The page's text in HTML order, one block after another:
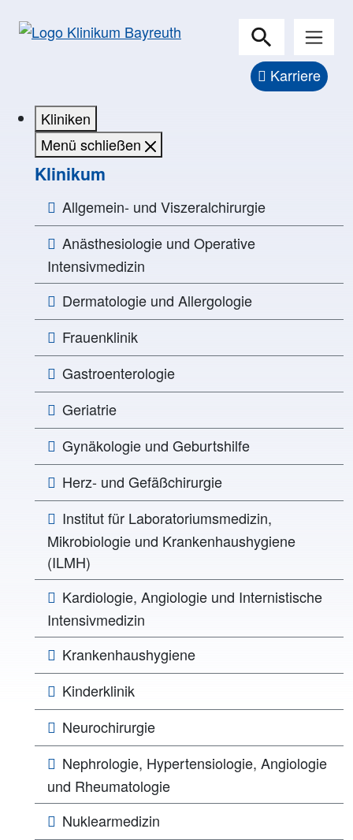
Karriere
Kliniken
Menü schließen
Klinikum
Allgemein- und Viszeralchirurgie
Anästhesiologie und Operative
Intensivmedizin
Dermatologie und Allergologie
Frauenklinik
Gastroenterologie
Geriatrie
Gynäkologie und Geburtshilfe
Herz- und Gefäßchirurgie
Institut für Laboratoriumsmedizin,
Mikrobiologie und Krankenhaushygiene
(ILMH)
Kardiologie, Angiologie und Internistische
Intensivmedizin
Krankenhaushygiene
Kinderklinik
Neurochirurgie
Nephrologie, Hypertensiologie, Angiologie
und Rheumatologie
Nuklearmedizin